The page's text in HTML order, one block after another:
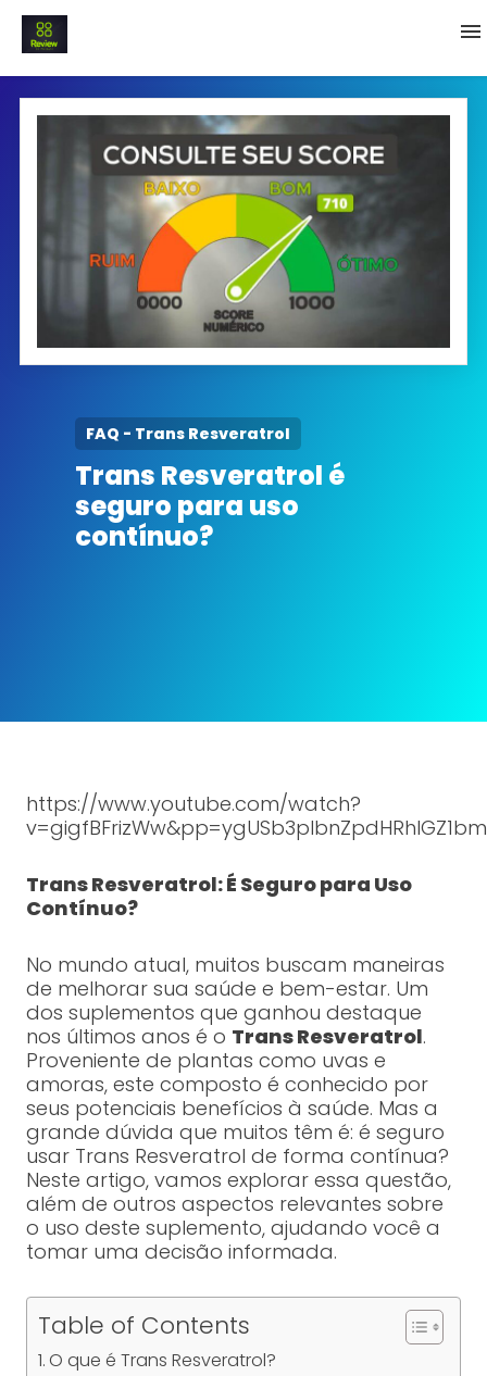
INICIO
Termo e Condições
Política Privacidade
SOBRE NÓS
FAQ - Trans Resveratrol
Trans Resveratrol é
seguro para uso
contínuo?
https://www.youtube.com/watch?
Trans Resveratrol: É Seguro para Uso
Contínuo?
No mundo atual, muitos buscam maneiras
de melhorar sua saúde e bem-estar. Um
dos suplementos que ganhou destaque
nos últimos anos é o Trans Resveratrol.
Proveniente de plantas como uvas e
amoras, este composto é conhecido por
seus potenciais benefícios à saúde. Mas a
grande dúvida que muitos têm é: é seguro
usar Trans Resveratrol de forma contínua?
Neste artigo, vamos explorar essa questão,
além de outros aspectos relevantes sobre
o uso deste suplemento, ajudando você a
tomar uma decisão informada.
Table of Contents
O que é Trans Resveratrol?